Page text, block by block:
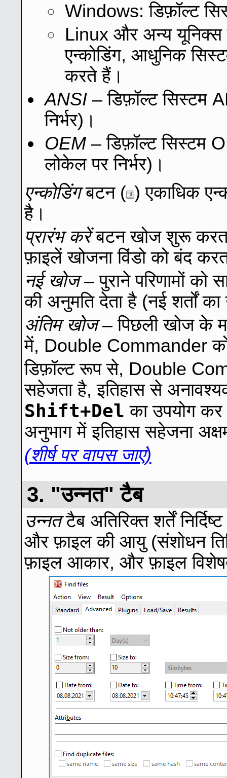
Windows: डिफ़ॉल्ट
Linux और अन्य यूनिक्स
एन्कोडिंग, आधुनिक
करते हैं।
ANSI– डिफ़ॉल्ट सिस्टम
निर्भर)।
OEM– डिफ़ॉल्ट सिस्टम
लोकेल पर निर्भर)।
एन्कोडिंगबटन ( ) एकाधिक
है।
प्रारंभ करेंबटन खोज शुरू
फ़ाइलें खोजना विंडो को बंद
नई खोज– पुराने परिणामों
की अनुमति देता है (नई शर्तों
अंतिम खोज– पिछली खोज के
में, Double Commander
डिफ़ॉल्ट रूप से, Double
सहेजता है, इतिहास से
Shift+Del का उपयोग
अनुभाग में इतिहास सहेजना
(शीर्ष पर वापस जाएं)
3. "उन्नत" टैब
उन्नतटैब अतिरिक्त शर्तें
और फ़ाइल की आयु (संशोधन
फ़ाइल आकार, और फ़ाइल